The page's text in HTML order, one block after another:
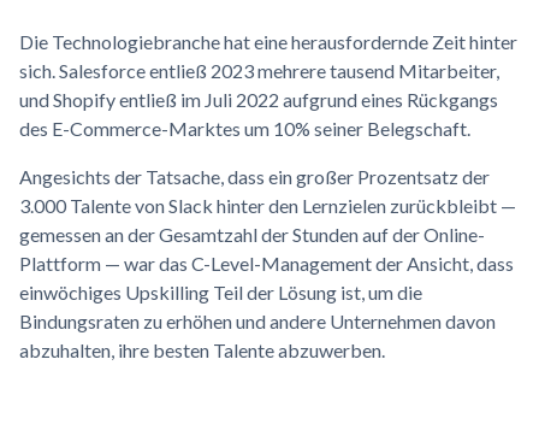
Die Technologiebranche hat eine herausfordernde Zeit hinter
sich. Salesforce entließ 2023 mehrere tausend Mitarbeiter,
und Shopify entließ im Juli 2022 aufgrund eines Rückgangs
des E-Commerce-Marktes um 10% seiner Belegschaft.
Angesichts der Tatsache, dass ein großer Prozentsatz der
3.000 Talente von Slack hinter den Lernzielen zurückbleibt —
gemessen an der Gesamtzahl der Stunden auf der Online-
Plattform — war das C-Level-Management der Ansicht, dass
einwöchiges Upskilling Teil der Lösung ist, um die
Bindungsraten zu erhöhen und andere Unternehmen davon
abzuhalten, ihre besten Talente abzuwerben.